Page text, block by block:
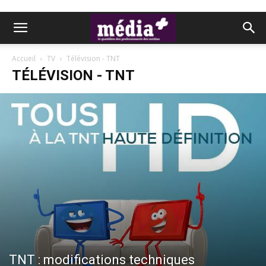
Accueil TV Télévision - TNT
TÉLÉVISION - TNT
TNT : modifications techniques